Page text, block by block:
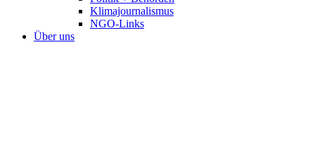
Klimajournalismus
NGO-Links
Über uns